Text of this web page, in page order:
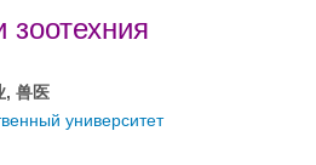
зоотехния
, 兽医
университет